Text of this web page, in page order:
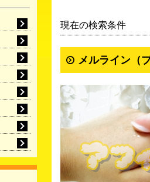
現在の検索条件
メルライン（